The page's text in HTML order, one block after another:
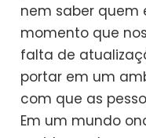
nem saber quem
momento que
falta de
portar em um
com que as
Em um mundo